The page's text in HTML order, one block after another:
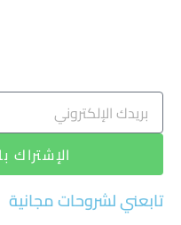
الإشتراك
تابعني لشروحات مجانية